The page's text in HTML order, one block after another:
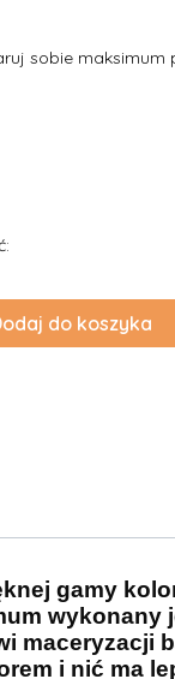
sobie maksimum
do koszyka
gamy
wykonany
maceryzacji
i nić ma